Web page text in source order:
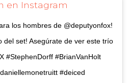
en Instagram
los hombres de @deputyonfox!
del set! Asegúrate de ver este trío
#StephenDorff #BrianVanHolt
#deiced